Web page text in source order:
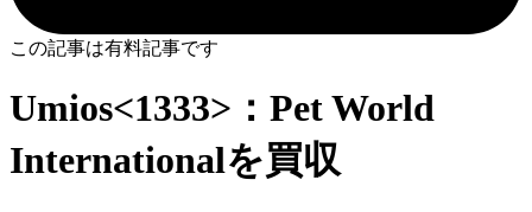
この記事は有料記事です
Umios<1333>：Pet World
Internationalを買収